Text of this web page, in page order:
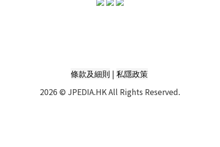
條款及細則 | 私隱政策
2026 © JPEDIA.HK All Rights Reserved.